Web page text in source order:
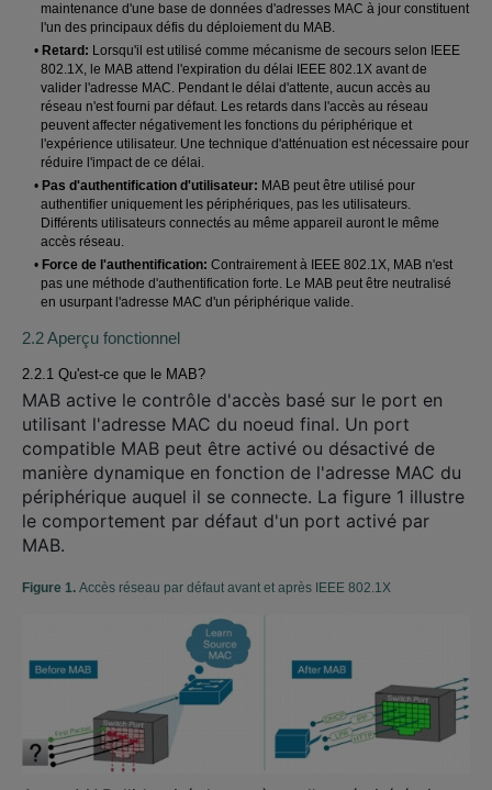
maintenance d'une base de données d'adresses MAC à jour constituent
l'un des principaux défis du déploiement du MAB.
• Retard: Lorsqu'il est utilisé comme mécanisme de secours selon IEEE
802.1X, le MAB attend l'expiration du délai IEEE 802.1X avant de
valider l'adresse MAC. Pendant le délai d'attente, aucun accès au
réseau n'est fourni par défaut. Les retards dans l'accès au réseau
peuvent affecter négativement les fonctions du périphérique et
l'expérience utilisateur. Une technique d'atténuation est nécessaire pour
réduire l'impact de ce délai.
• Pas d'authentification d'utilisateur: MAB peut être utilisé pour
authentifier uniquement les périphériques, pas les utilisateurs.
Différents utilisateurs connectés au même appareil auront le même
accès réseau.
• Force de l'authentification: Contrairement à IEEE 802.1X, MAB n'est
pas une méthode d'authentification forte. Le MAB peut être neutralisé
en usurpant l'adresse MAC d'un périphérique valide.
2.2 Aperçu fonctionnel
2.2.1 Qu'est-ce que le MAB?
MAB active le contrôle d'accès basé sur le port en
utilisant l'adresse MAC du noeud final. Un port
compatible MAB peut être activé ou désactivé de
manière dynamique en fonction de l'adresse MAC du
périphérique auquel il se connecte. La figure 1 illustre
le comportement par défaut d'un port activé par
MAB.
Figure 1. Accès réseau par défaut avant et après IEEE 802.1X